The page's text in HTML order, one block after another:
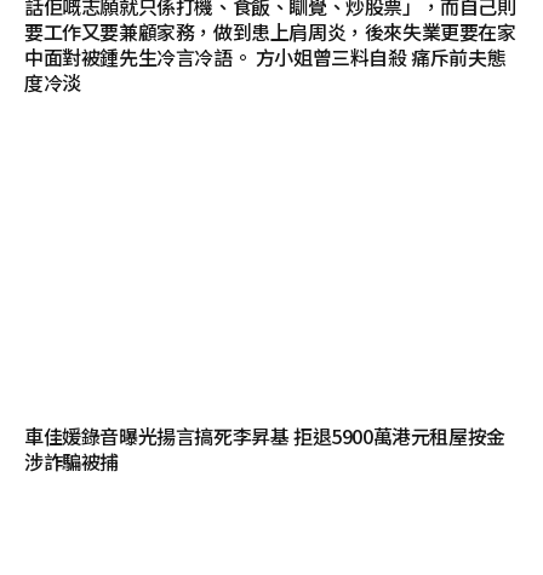
要工作又要兼顧家務，做到患上肩周炎，後來失業更要在家
中面對被鍾先生冷言冷語。 方小姐曾三料自殺 痛斥前夫態
度冷淡
車佳媛錄音曝光揚言搞死李昇基 拒退5900萬港元租屋按金
涉詐騙被捕